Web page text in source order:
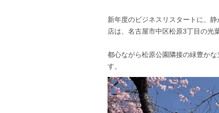
新年度のビジネスリスタートに、
店は、名古屋市中区松原3丁目の光
都心ながら松原公園隣接の緑豊か
す。